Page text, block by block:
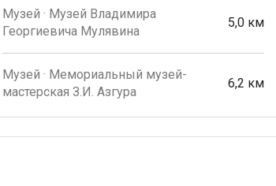
Музей · Музей Владимира
Георгиевича Мулявина
5,0 км
Музей · Мемориальный музей-
мастерская З.И. Азгура
6,2 км